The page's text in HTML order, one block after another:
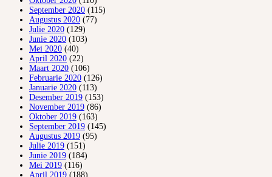
September 2020 (115)
Augustus 2020 (77)
Julie 2020 (129)
Junie 2020 (103)
Mei 2020 (40)
April 2020 (22)
Maart 2020 (106)
Februarie 2020 (126)
Januarie 2020 (113)
Desember 2019 (153)
November 2019 (86)
Oktober 2019 (163)
September 2019 (145)
Augustus 2019 (95)
Julie 2019 (151)
Junie 2019 (184)
Mei 2019 (116)
April 2019 (188)